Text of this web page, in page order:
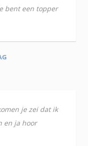
bent een topper
je zei dat ik
en ja hoor